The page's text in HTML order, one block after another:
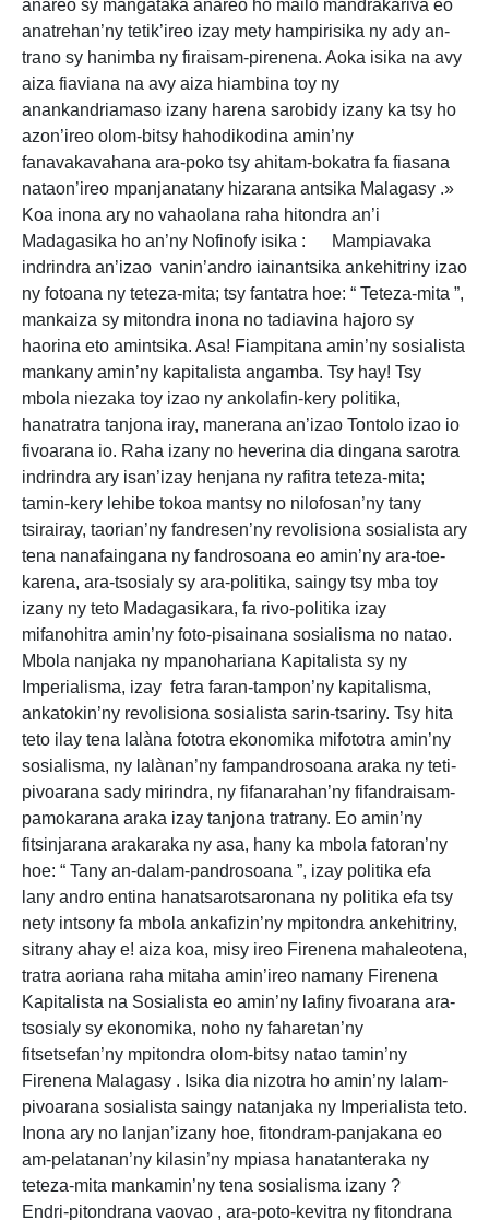
anareo sy mangataka anareo ho mailo mandrakariva eo
anatrehan’ny tetik’ireo izay mety hampirisika ny ady an-
trano sy hanimba ny firaisam-pirenena. Aoka isika na avy
aiza fiaviana na avy aiza hiambina toy ny
anankandriamaso izany harena sarobidy izany ka tsy ho
azon’ireo olom-bitsy hahodikodina amin’ny
fanavakavahana ara-poko tsy ahitam-bokatra fa fiasana
nataon’ireo mpanjanatany hizarana antsika Malagasy .»
Koa inona ary no vahaolana raha hitondra an’i
Madagasika ho an’ny Nofinofy isika : Mampiavaka
indrindra an’izao vanin’andro iainantsika ankehitriny izao
ny fotoana ny teteza-mita; tsy fantatra hoe: “ Teteza-mita ”,
mankaiza sy mitondra inona no tadiavina hajoro sy
haorina eto amintsika. Asa! Fiampitana amin’ny sosialista
mankany amin’ny kapitalista angamba. Tsy hay! Tsy
mbola niezaka toy izao ny ankolafin-kery politika,
hanatratra tanjona iray, manerana an’izao Tontolo izao io
fivoarana io. Raha izany no heverina dia dingana sarotra
indrindra ary isan’izay henjana ny rafitra teteza-mita;
tamin-kery lehibe tokoa mantsy no nilofosan’ny tany
tsirairay, taorian’ny fandresen’ny revolisiona sosialista ary
tena nanafaingana ny fandrosoana eo amin’ny ara-toe-
karena, ara-tsosialy sy ara-politika, saingy tsy mba toy
izany ny teto Madagasikara, fa rivo-politika izay
mifanohitra amin’ny foto-pisainana sosialisma no natao.
Mbola nanjaka ny mpanohariana Kapitalista sy ny
Imperialisma, izay fetra faran-tampon’ny kapitalisma,
ankatokin’ny revolisiona sosialista sarin-tsariny. Tsy hita
teto ilay tena lalàna fototra ekonomika mifototra amin’ny
sosialisma, ny lalànan’ny fampandrosoana araka ny teti-
pivoarana sady mirindra, ny fifanarahan’ny fifandraisam-
pamokarana araka izay tanjona tratrany. Eo amin’ny
fitsinjarana arakaraka ny asa, hany ka mbola fatoran’ny
hoe: “ Tany an-dalam-pandrosoana ”, izay politika efa
lany andro entina hanatsarotsaronana ny politika efa tsy
nety intsony fa mbola ankafizin’ny mpitondra ankehitriny,
sitrany ahay e! aiza koa, misy ireo Firenena mahaleotena,
tratra aoriana raha mitaha amin’ireo namany Firenena
Kapitalista na Sosialista eo amin’ny lafiny fivoarana ara-
tsosialy sy ekonomika, noho ny faharetan’ny
fitsetsefan’ny mpitondra olom-bitsy natao tamin’ny
Firenena Malagasy . Isika dia nizotra ho amin’ny lalam-
pivoarana sosialista saingy natanjaka ny Imperialista teto.
Inona ary no lanjan’izany hoe, fitondram-panjakana eo
am-pelatanan’ny kilasin’ny mpiasa hanatanteraka ny
teteza-mita mankamin’ny tena sosialisma izany ?
Endri-pitondrana vaovao , ara-poto-kevitra ny fitondrana